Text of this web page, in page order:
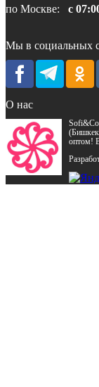
по Москве: с
Мы в социальных
О нас
оптом!